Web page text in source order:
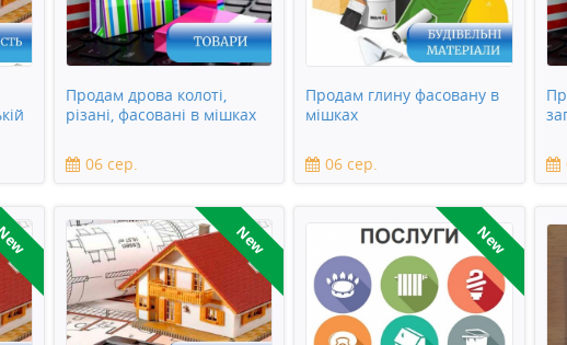
Продам дрова колоті,
різані, фасовані в мішках
06 сер.
Продам глину фасовану в
мішках
06 сер.
New New